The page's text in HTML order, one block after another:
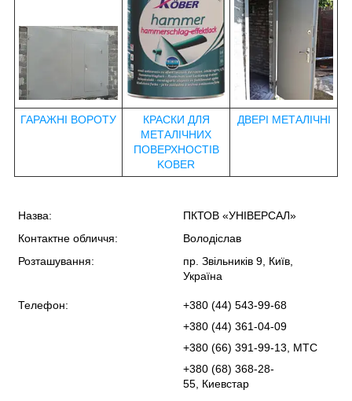
ГАРАЖНІ ВОРОТУ
КРАСКИ ДЛЯ
МЕТАЛІЧНИХ
ПОВЕРХНОСТІВ
KOBER
ДВЕРІ МЕТАЛІЧНІ
Назва:
ПКТОВ «УНІВЕРСАЛ»
Контактне обличчя:
Володіслав
Розташування:
пр. Звільників 9, Київ,
Україна
Телефон:
+380 (44) 543-99-68
+380 (44) 361-04-09
+380 (66) 391-99-13, МТС
+380 (68) 368-28-
55, Киевстар